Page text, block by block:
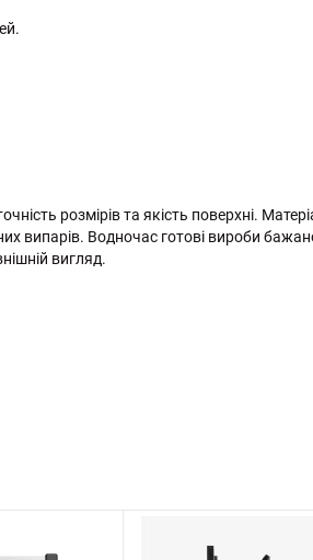
розмірів та якість поверхні.
випарів. Водночас готові вироби
вигляд.